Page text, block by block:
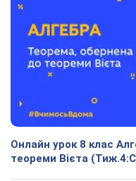
Онлайн урок 8 клас
теореми Вієта